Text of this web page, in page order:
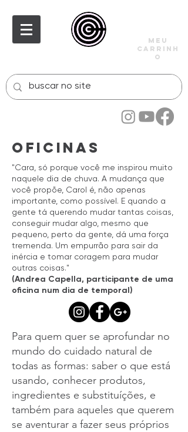
meu
carrinh
o
OFICINAS
"Cara, só porque você me inspirou muito
naquele dia de chuva. A mudança que
você propõe, Carol é, não apenas
importante, como possível. E quando a
gente tá querendo mudar tantas coisas,
conseguir mudar algo, mesmo que
pequeno, perto da gente, dá uma força
tremenda. Um empurrão para sair da
inércia e tomar coragem para mudar
outras coisas."
(Andrea Capella, participante de uma
oficina num dia de temporal)
Para quem quer se aprofundar no
mundo do cuidado natural de
todas as formas: saber o que está
usando, conhecer produtos,
ingredientes e substituíções, e
também para aqueles que querem
se aventurar a fazer seus próprios